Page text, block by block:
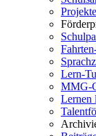
Projekte
Lern-
MMG-
Lernen